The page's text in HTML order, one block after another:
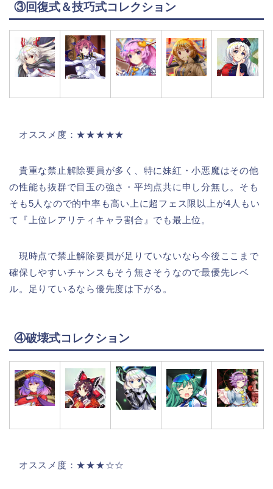
③回復式＆技巧式コレクション
オススメ度：★★★★★
貴重な禁止解除要員が多く、特に妹紅・小悪魔はその他
の性能も抜群で目玉の強さ・平均点共に申し分無し。そも
そも5人なので的中率も高い上に超フェス限以上が4人もい
て『上位レアリティキャラ割合』でも最上位。
現時点で禁止解除要員が足りていないなら今後ここまで
確保しやすいチャンスもそう無さそうなので最優先レベ
ル。足りているなら優先度は下がる。
④破壊式コレクション
オススメ度：★★★☆☆